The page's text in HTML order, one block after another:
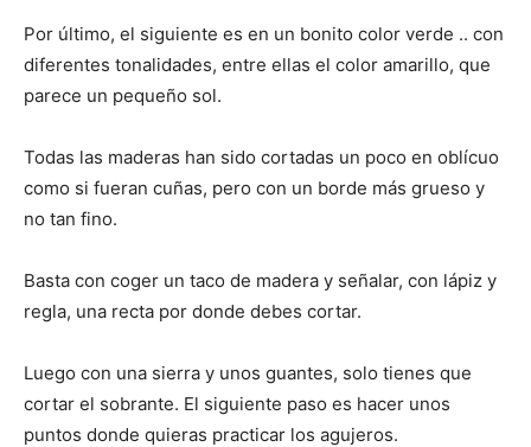
Por último, el siguiente es en un bonito color verde .. con
diferentes tonalidades, entre ellas el color amarillo, que
parece un pequeño sol.
Todas las maderas han sido cortadas un poco en oblícuo
como si fueran cuñas, pero con un borde más grueso y
no tan fino.
Basta con coger un taco de madera y señalar, con lápiz y
regla, una recta por donde debes cortar.
Luego con una sierra y unos guantes, solo tienes que
cortar el sobrante. El siguiente paso es hacer unos
puntos donde quieras practicar los agujeros.